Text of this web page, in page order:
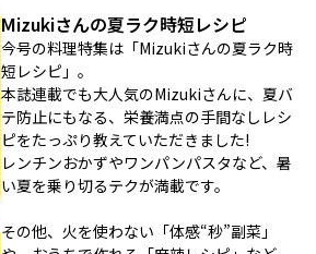
Mizukiさんの夏ラク時短レシピ
今号の料理特集は「Mizukiさんの夏ラク時
短レシピ」。
本誌連載でも大人気のMizukiさんに、夏バ
テ防止にもなる、栄養満点の手間なしレシ
ピをたっぷり教えていただきました!
レンチンおかずやワンパンパスタなど、暑
い夏を乗り切るテクが満載です。
その他、火を使わない「体感“秒”副菜」